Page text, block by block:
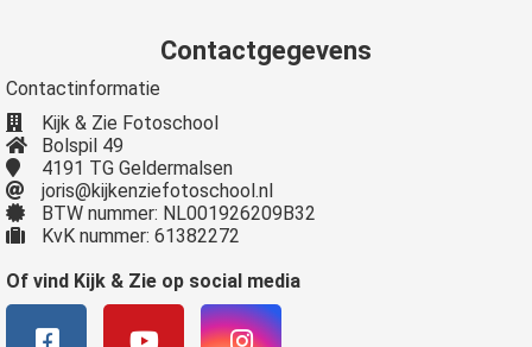
Contactgegevens
Contactinformatie
Kijk & Zie Fotoschool
Bolspil 49
4191 TG Geldermalsen
joris@kijkenziefotoschool.nl
BTW nummer: NL001926209B32
KvK nummer: 61382272
Of vind Kijk & Zie op social media